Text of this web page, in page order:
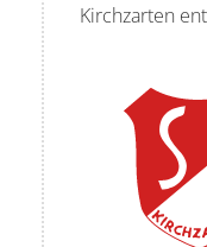
Kirchzarten